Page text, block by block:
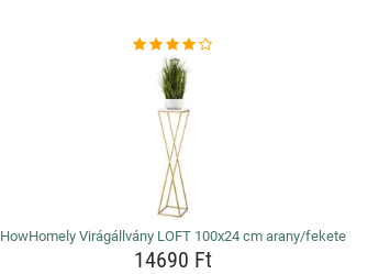
HowHomely Virágállvány LOFT 100x24 cm arany/fekete
14690 Ft